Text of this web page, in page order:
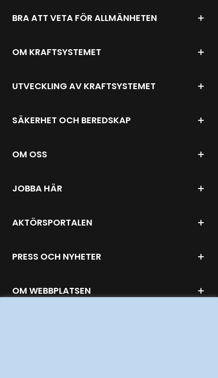
BRA ATT VETA FÖR ALLMÄNHETEN
OM KRAFTSYSTEMET
UTVECKLING AV KRAFTSYSTEMET
SÄKERHET OCH BEREDSKAP
OM OSS
JOBBA HÄR
AKTÖRSPORTALEN
PRESS OCH NYHETER
OM WEBBPLATSEN